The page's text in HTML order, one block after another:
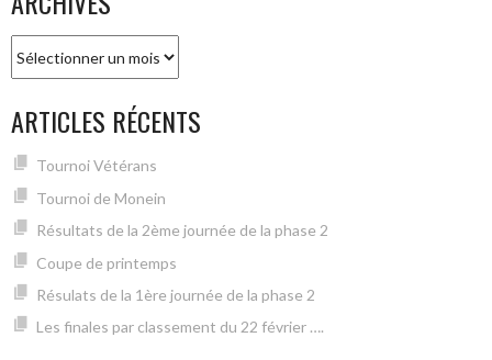
ARTICLES RÉCENTS
Tournoi Vétérans
Tournoi de Monein
Résultats de la 2ème journée de la phase 2
Coupe de printemps
Résulats de la 1ère journée de la phase 2
Les finales par classement du 22 février ….